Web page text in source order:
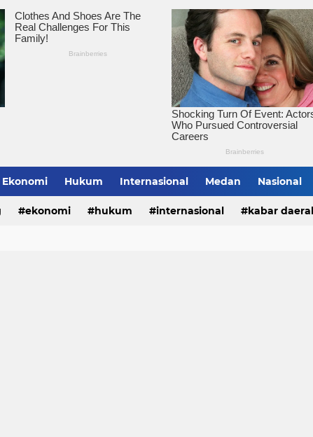
Ekonomi Hukum Internasional Medan Nasional
Tinggi
ekonomi hukum internasional kabar